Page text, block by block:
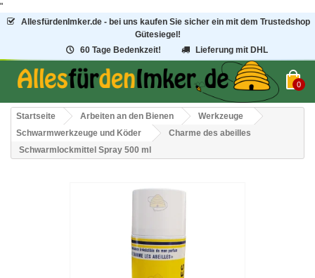
"
AllesfürdenImker.de - bei uns kaufen Sie sicher ein mit dem Trustedshop
Gütesiegel!
60 Tage Bedenkzeit!
Lieferung mit DHL
0
Startseite Arbeiten an den Bienen
Werkzeuge
Schwarmwerkzeuge und Köder
Charme des abeilles
Schwarmlockmittel Spray 500 ml